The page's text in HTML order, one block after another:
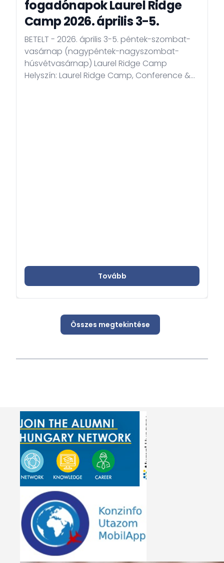
fogadónapok Laurel Ridge
Camp 2026. április 3-5.
BETELT - 2026. április 3-5. péntek-szombat-
vasárnap (nagypéntek-nagyszombat-
húsvétvasárnap) Laurel Ridge Camp
Helyszín: Laurel Ridge Camp, Conference &
Tovább
Összes megtekintése